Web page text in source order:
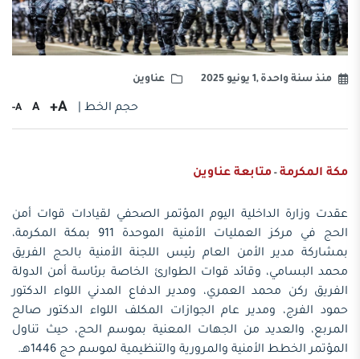
منذ سنة واحدة ,1 يونيو 2025 عناوين
حجم الخط | A+
A
A-
مكة المكرمة - متابعة عناوين
عقدت وزارة الداخلية اليوم المؤتمر الصحفي لقيادات قوات أمن
الحج في مركز العمليات الأمنية الموحدة 911 بمكة المكرمة،
بمشاركة مدير الأمن العام رئيس اللجنة الأمنية بالحج الفريق
محمد البسامي، وقائد قوات الطوارئ الخاصة برئاسة أمن الدولة
الفريق ركن محمد العمري، ومدير الدفاع المدني اللواء الدكتور
حمود الفرج، ومدير عام الجوازات المكلف اللواء الدكتور صالح
المربع، والعديد من الجهات المعنية بموسم الحج، حيث تناول
المؤتمر الخطط الأمنية والمرورية والتنظيمية لموسم حج 1446هـ.